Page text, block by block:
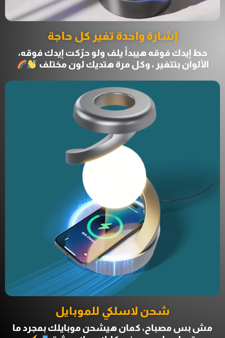
إشارة واحدة تغير كل حاجة
حط إيدك فوقه هيبدأ يلف ولو حرّكت إيدك فوقه،
الألوان بتتغير ، وكل مرة هتديك لون مختلف
شحن لاسلكي للموبايل
مش بس مصباح، كمان هيشحن موبايلك بمجرد ما